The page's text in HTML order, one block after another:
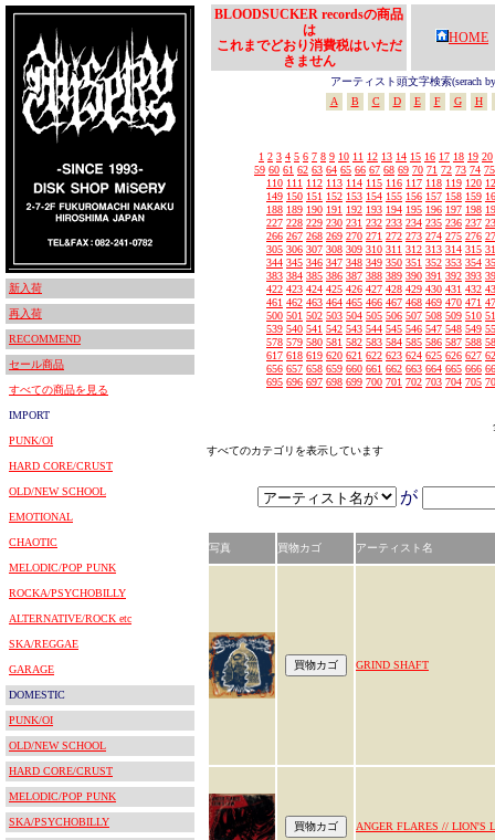
新入荷
再入荷
RECOMMEND
セール商品
すべての商品を見る
IMPORT
PUNK/OI
HARD CORE/CRUST
OLD/NEW SCHOOL
EMOTIONAL
CHAOTIC
MELODIC/POP PUNK
ROCKA/PSYCHOBILLY
ALTERNATIVE/ROCK etc
SKA/REGGAE
GARAGE
DOMESTIC
PUNK/OI
OLD/NEW SCHOOL
HARD CORE/CRUST
MELODIC/POP PUNK
SKA/PSYCHOBILLY
BLOODSUCKER recordsの商品
は
これまでどおり消費税はいただ
きません
HOME
アーティスト頭文字検索(serach
A
B C D E F G H
1 2 3 4 5 6 7 8 9 10 11 12 13 14 15 16 17 18 19 20
59 60 61 62 63 64 65 66 67 68 69 70 71 72 73 74 75
110 111 112 113 114 115 116 117 118 119 120
149 150 151 152 153 154 155 156 157 158 159
188 189 190 191 192 193 194 195 196 197 198
227 228 229 230 231 232 233 234 235 236 237
266 267 268 269 270 271 272 273 274 275 276
305 306 307 308 309 310 311 312 313 314 315
344 345 346 347 348 349 350 351 352 353 354
383 384 385 386 387 388 389 390 391 392 393
422 423 424 425 426 427 428 429 430 431 432
461 462 463 464 465 466 467 468 469 470 471
500 501 502 503 504 505 506 507 508 509 510
539 540 541 542 543 544 545 546 547 548 549
578 579 580 581 582 583 584 585 586 587 588
617 618 619 620 621 622 623 624 625 626 627
656 657 658 659 660 661 662 663 664 665 666
695 696 697 698 699 700 701 702 703 704 705
すべてのカテゴリを表示しています
が
写真 買物カゴ アーティスト名
GRIND SHAFT
ANGER FLARES // LION'S